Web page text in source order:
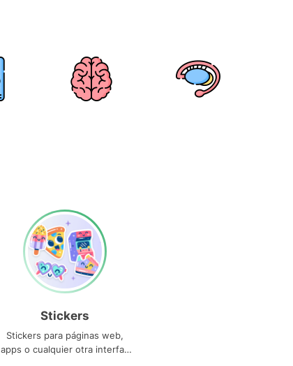
Stickers
Stickers para páginas web,
apps o cualquier otra interfaz